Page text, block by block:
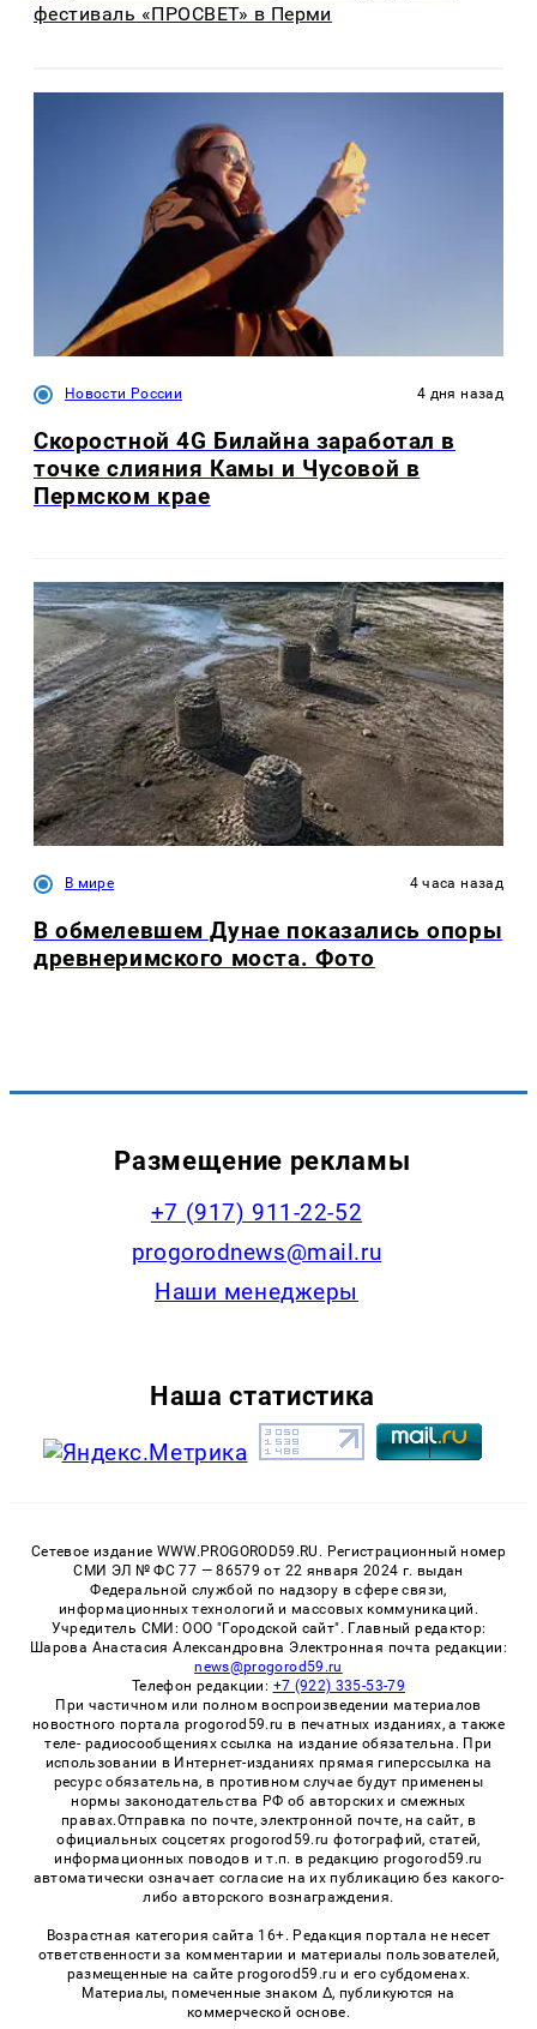
фестиваль «ПРОСВЕТ» в Перми
Новости России 4 дня назад
Скоростной 4G Билайна заработал в
точке слияния Камы и Чусовой в
Пермском крае
В мире 4 часа назад
В обмелевшем Дунае показались опоры
древнеримского моста. Фото
Размещение рекламы
+7 (917) 911-22-52
progorodnews@mail.ru
Наши менеджеры
Наша статистика
Сетевое издание WWW.PROGOROD59.RU. Регистрационный номер
СМИ ЭЛ № ФС 77 — 86579 от 22 января 2024 г. выдан
Федеральной службой по надзору в сфере связи,
информационных технологий и массовых коммуникаций.
Учредитель СМИ: ООО "Городской сайт". Главный редактор:
Шарова Анастасия Александровна Электронная почта редакции:
news@progorod59.ru
Телефон редакции: +7 (922) 335-53-79
При частичном или полном воспроизведении материалов
новостного портала progorod59.ru в печатных изданиях, а также
теле- радиосообщениях ссылка на издание обязательна. При
использовании в Интернет-изданиях прямая гиперссылка на
ресурс обязательна, в противном случае будут применены
нормы законодательства РФ об авторских и смежных
правах.Отправка по почте, электронной почте, на сайт, в
официальных соцсетях progorod59.ru фотографий, статей,
информационных поводов и т.п. в редакцию progorod59.ru
автоматически означает согласие на их публикацию без какого-
либо авторского вознаграждения.
Возрастная категория сайта 16+. Редакция портала не несет
ответственности за комментарии и материалы пользователей,
размещенные на сайте progorod59.ru и его субдоменах.
Материалы, помеченные знаком Δ, публикуются на
коммерческой основе.